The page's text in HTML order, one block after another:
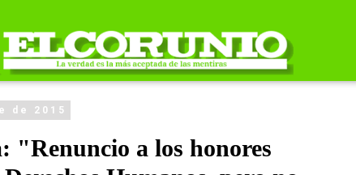
de 2015
"Renuncio a los honores